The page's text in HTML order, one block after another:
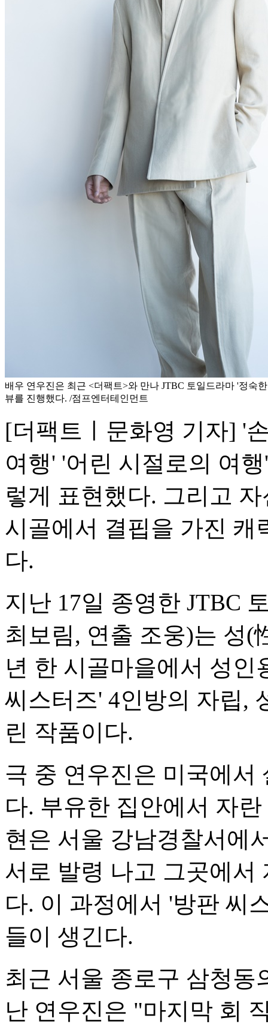
배우 연우진은 최근 <더팩트>와 만나 JTBC 토일드라마 '정숙
뷰를 진행했다. /점프엔터테인먼트
[더팩트ㅣ문화영 기자] '
여행' '어린 시절로의 여
렇게 표현했다. 그리고
시골에서 결핍을 가진 캐
다.
지난 17일 종영한 JTBC
최보림, 연출 조웅)는 성(
년 한 시골마을에서 성인
씨스터즈' 4인방의 자립,
린 작품이다.
극 중 연우진은 미국에서
다. 부유한 집안에서 자
현은 서울 강남경찰서에
서로 발령 나고 그곳에서
다. 이 과정에서 '방판 씨
들이 생긴다.
최근 서울 종로구 삼청동
난 연우진은 "마지막 회